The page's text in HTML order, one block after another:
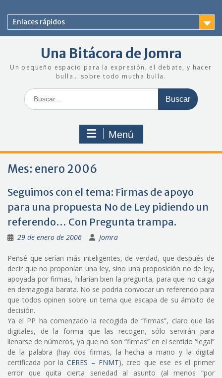
contenido
Enlaces rápidos
Una Bitácora de Jomra
Un pequeño espacio para la expresión, el debate, y hacer
bulla… sobre todo mucha bulla.
Buscar:
Menú
Mes: enero 2006
Seguimos con el tema: Firmas de apoyo
para una propuesta No de Ley pidiendo un
referendo… Con Pregunta trampa.
29 de enero de 2006 Jomra
Pensé que serían más inteligentes, de verdad, que después de
decir que no proponían una ley, sino una proposición no de ley,
apoyada por firmas, hilarían bien la pregunta, para que no caiga
en demagogia barata. No se podría convocar un referendo para
que todos opinen sobre un tema que escapa de su ámbito de
decisión.
Ya el PP ha comenzado la recogida de “firmas”, claro que las
digitales, de la forma que las recogen, sólo servirán para
llenarse de números, ya que no son “firmas” en el sentido “legal”
de la palabra (hay dos firmas, la hecha a mano y la digital
certificada por laCERES – FNMT), creo que ese es el primer
error que quita cierta seriedad al asunto (al menos “por